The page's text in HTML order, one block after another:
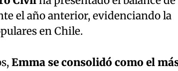
el año anterior, evidenciando la
en Chile.
Emma se consolidó como el